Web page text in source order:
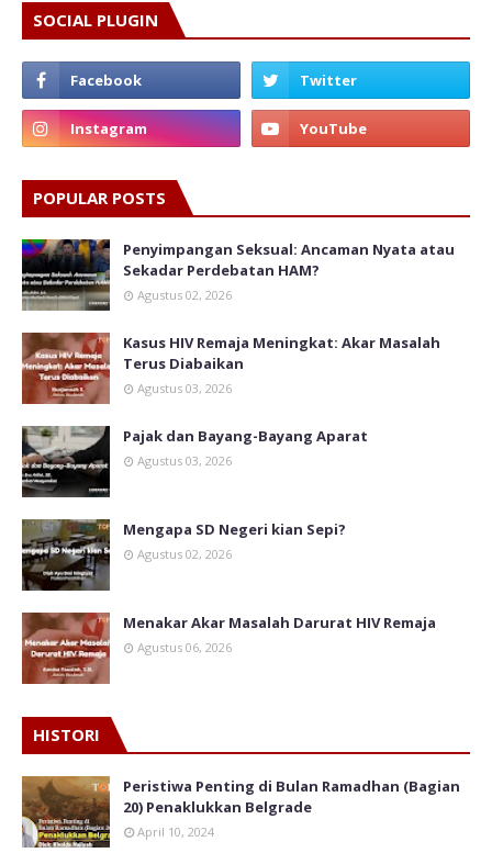
SOCIAL PLUGIN
POPULAR POSTS
Penyimpangan Seksual: Ancaman Nyata atau
Sekadar Perdebatan HAM?
Agustus 02, 2026
Kasus HIV Remaja Meningkat: Akar Masalah
Terus Diabaikan
Agustus 03, 2026
Pajak dan Bayang-Bayang Aparat
Agustus 03, 2026
Mengapa SD Negeri kian Sepi?
Agustus 02, 2026
Menakar Akar Masalah Darurat HIV Remaja
Agustus 06, 2026
HISTORI
Peristiwa Penting di Bulan Ramadhan (Bagian
20) Penaklukkan Belgrade
April 10, 2024